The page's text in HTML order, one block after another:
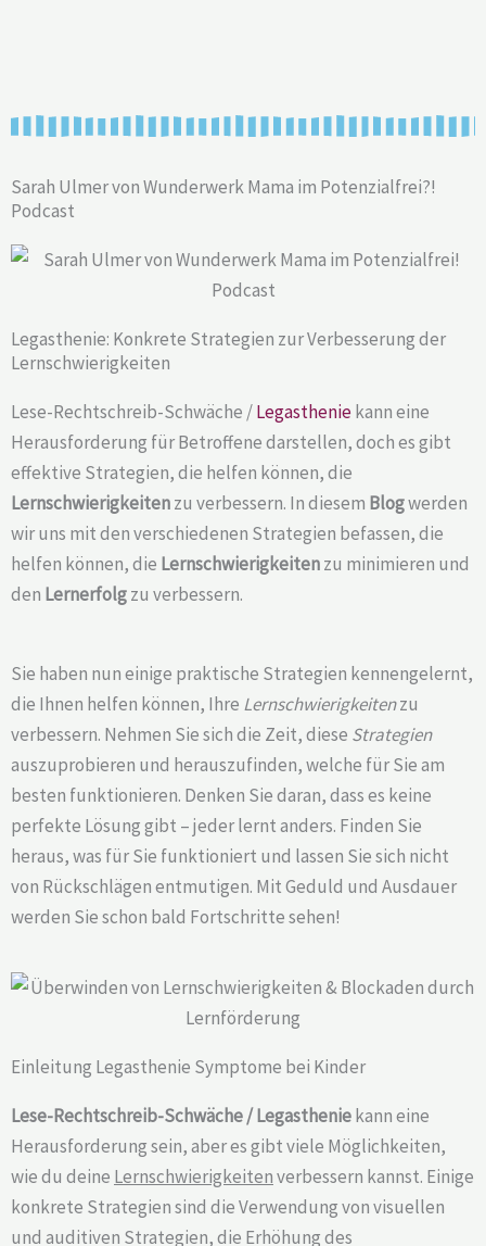
Sarah Ulmer von Wunderwerk Mama im Potenzialfrei?!
Podcast
Legasthenie: Konkrete Strategien zur Verbesserung der
Lernschwierigkeiten
Lese-Rechtschreib-Schwäche /Legastheniekann eine
Herausforderung für Betroffene darstellen, doch es gibt
effektive Strategien, die helfen können, die
Lernschwierigkeitenzu verbessern. In diesem Blogwerden
wir uns mit den verschiedenen Strategien befassen, die
helfen können, die Lernschwierigkeitenzu minimieren und
den Lernerfolgzu verbessern.
Sie haben nun einige praktische Strategien kennengelernt,
die Ihnen helfen können, Ihre Lernschwierigkeitenzu
verbessern. Nehmen Sie sich die Zeit, diese Strategien
auszuprobieren und herauszufinden, welche für Sie am
besten funktionieren. Denken Sie daran, dass es keine
perfekte Lösung gibt – jeder lernt anders. Finden Sie
heraus, was für Sie funktioniert und lassen Sie sich nicht
von Rückschlägen entmutigen. Mit Geduld und Ausdauer
werden Sie schon bald Fortschritte sehen!
Einleitung Legasthenie Symptome bei Kinder
Lese-Rechtschreib-Schwäche / Legastheniekann eine
Herausforderung sein, aber es gibt viele Möglichkeiten,
wie du deine Lernschwierigkeitenverbessern kannst. Einige
konkrete Strategien sind die Verwendung von visuellen
und auditiven Strategien, die Erhöhung des